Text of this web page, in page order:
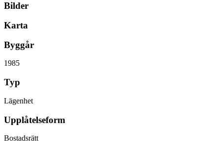
Bilder
Karta
Byggår
1985
Typ
Lägenhet
Upplåtelseform
Bostadsrätt